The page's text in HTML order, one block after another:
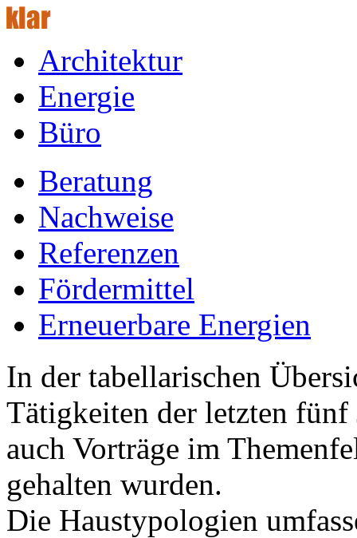
Architektur
Energie
Büro
Beratung
Nachweise
Referenzen
Fördermittel
Erneuerbare Energien
In der tabellarischen
Tätigkeiten der letzten fünf
auch Vorträge im
gehalten wurden.
Die Haustypologien